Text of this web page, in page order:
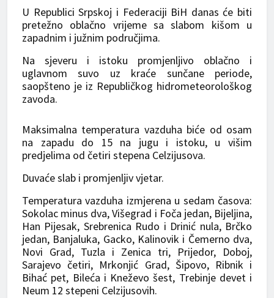
U Republici Srpskoj i Federaciji BiH danas će biti
pretežno oblačno vrijeme sa slabom kišom u
zapadnim i južnim područjima.
Na sjeveru i istoku promjenljivo oblačno i
uglavnom suvo uz kraće sunčane periode,
saopšteno je iz Republičkog hidrometeorološkog
zavoda.
Maksimalna temperatura vazduha biće od osam
na zapadu do 15 na jugu i istoku, u višim
predjelima od četiri stepena Celzijusova.
Duvaće slab i promjenljiv vjetar.
Temperatura vazduha izmjerena u sedam časova:
Sokolac minus dva, Višegrad i Foča jedan, Bijeljina,
Han Pijesak, Srebrenica Rudo i Drinić nula, Brčko
jedan, Banjaluka, Gacko, Kalinovik i Čemerno dva,
Novi Grad, Tuzla i Zenica tri, Prijedor, Doboj,
Sarajevo četiri, Mrkonjić Grad, Šipovo, Ribnik i
Bihać pet, Bileća i Kneževo šest, Trebinje devet i
Neum 12 stepeni Celzijusovih.